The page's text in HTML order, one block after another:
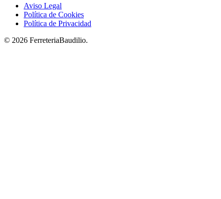
Aviso Legal
Política de Cookies
Política de Privacidad
© 2026 FerreteriaBaudilio.